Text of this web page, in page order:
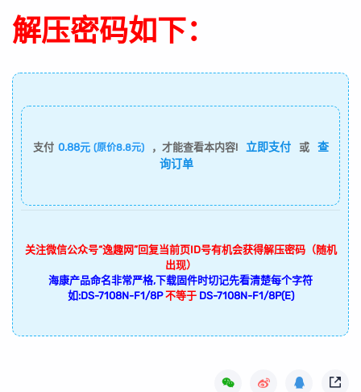
解压密码如下：
支付 0.88元 (原价8.8元) ，才能查看本内容! 立即支付 或
查
询订单
关注微信公众号“逸趣网”回复当前页ID号有机会获得解压密码（随机
出现）
海康产品命名非常严格,下载固件时切记先看清楚每个字符
如:DS-7108N-F1/8P 不等于 DS-7108N-F1/8P(E)